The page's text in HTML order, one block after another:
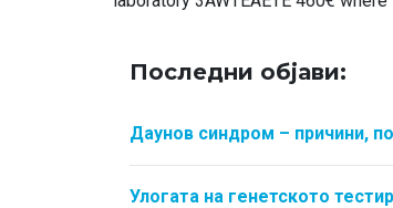
Последни објави:
Даунов синдром – причини,
Улогата на генетското